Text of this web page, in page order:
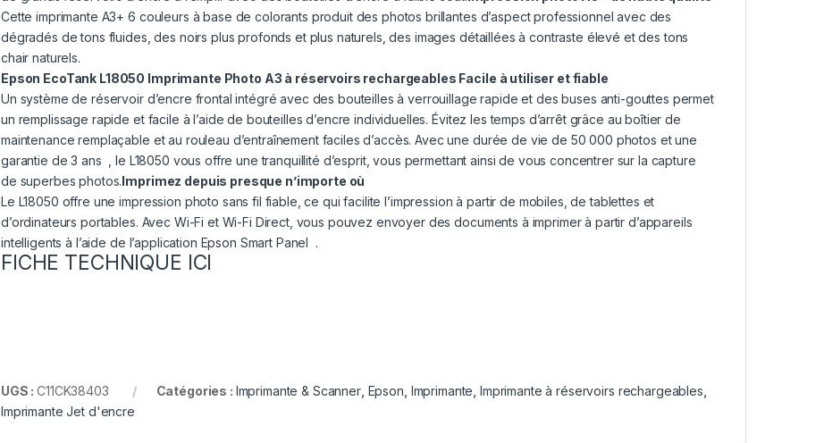
Cette imprimante A3+ 6 couleurs à base de colorants produit des photos brillantes d’aspect professionnel avec des
dégradés de tons fluides, des noirs plus profonds et plus naturels, des images détaillées à contraste élevé et des tons
chair naturels.
Epson EcoTank L18050 Imprimante Photo A3 à réservoirs rechargeables Facile à utiliser et fiable
Un système de réservoir d’encre frontal intégré avec des bouteilles à verrouillage rapide et des buses anti-gouttes permet
un remplissage rapide et facile à l’aide de bouteilles d’encre individuelles. Évitez les temps d’arrêt grâce au boîtier de
maintenance remplaçable et au rouleau d’entraînement faciles d’accès. Avec une durée de vie de 50 000 photos et une
garantie de 3 ans , le L18050 vous offre une tranquillité d’esprit, vous permettant ainsi de vous concentrer sur la capture
de superbes photos.Imprimez depuis presque n’importe où
Le L18050 offre une impression photo sans fil fiable, ce qui facilite l’impression à partir de mobiles, de tablettes et
d’ordinateurs portables. Avec Wi-Fi et Wi-Fi Direct, vous pouvez envoyer des documents à imprimer à partir d’appareils
intelligents à l’aide de l’application Epson Smart Panel .
FICHE TECHNIQUE ICI
UGS :C11CK38403 Catégories : Imprimante & Scanner, Epson Imprimante ,Imprimante à réservoirs rechargeables
Imprimante Jet d'encre